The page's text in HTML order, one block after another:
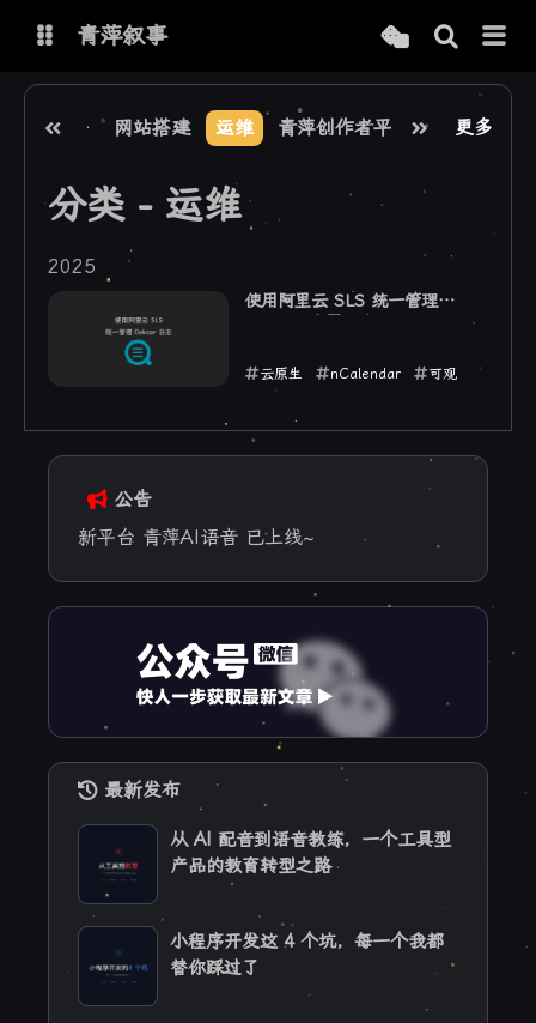
青萍 AI 图床 青萍 AI 视频
青萍编辑器
青萍叙事
网络设备 网站搭建 运维 青萍创作者平台 青萍商业
更多
分类 - 运维
2025
使用阿里云 SLS 统一管理
云原生 nCalendar 可观
2025-05-30
公告
新平台 青萍AI语音 已上线~
最新发布
从 AI 配音到语音教练，一个工具型
产品的教育转型之路
小程序开发这 4 个坑，每一个我都
替你踩过了